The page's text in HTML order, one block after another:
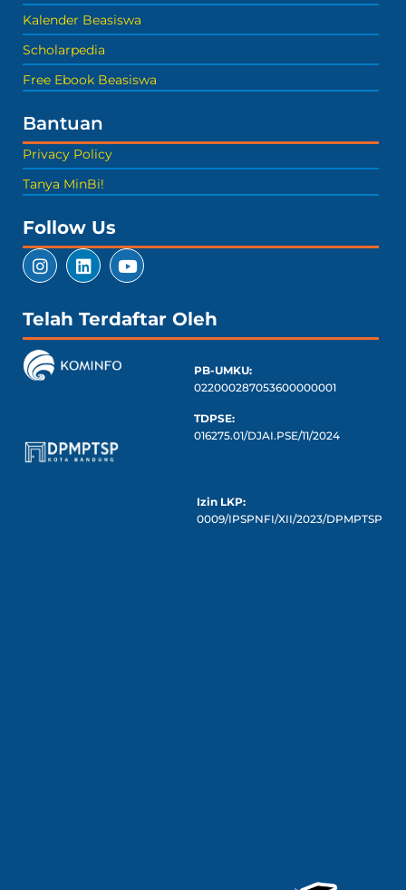
Kalender Beasiswa
Scholarpedia
Free Ebook Beasiswa
Bantuan
Privacy Policy
Tanya MinBi!
Follow Us
Telah Terdaftar Oleh
PB-UMKU:
022000287053600000001
TDPSE:
016275.01/DJAI.PSE/11/2024
Izin LKP:
0009/IPSPNFI/XII/2023/DPMPTSP